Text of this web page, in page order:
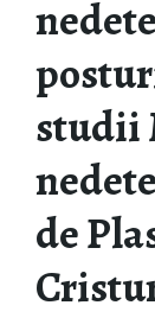
studii
de